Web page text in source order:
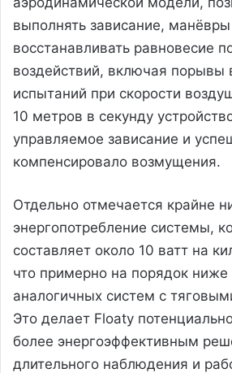
выполнять зависание,
восстанавливать равновесие
воздействий, включая порывы
испытаний при скорости
10 метров в секунду
управляемое зависание и
компенсировало возмущения.
Отдельно отмечается крайне
энергопотребление системы,
составляет около 10 ватт на
что примерно на порядок ниже
аналогичных систем с
Это делает Floaty
более энергоэффективным
длительного наблюдения и